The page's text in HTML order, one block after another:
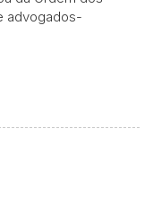
advogados-